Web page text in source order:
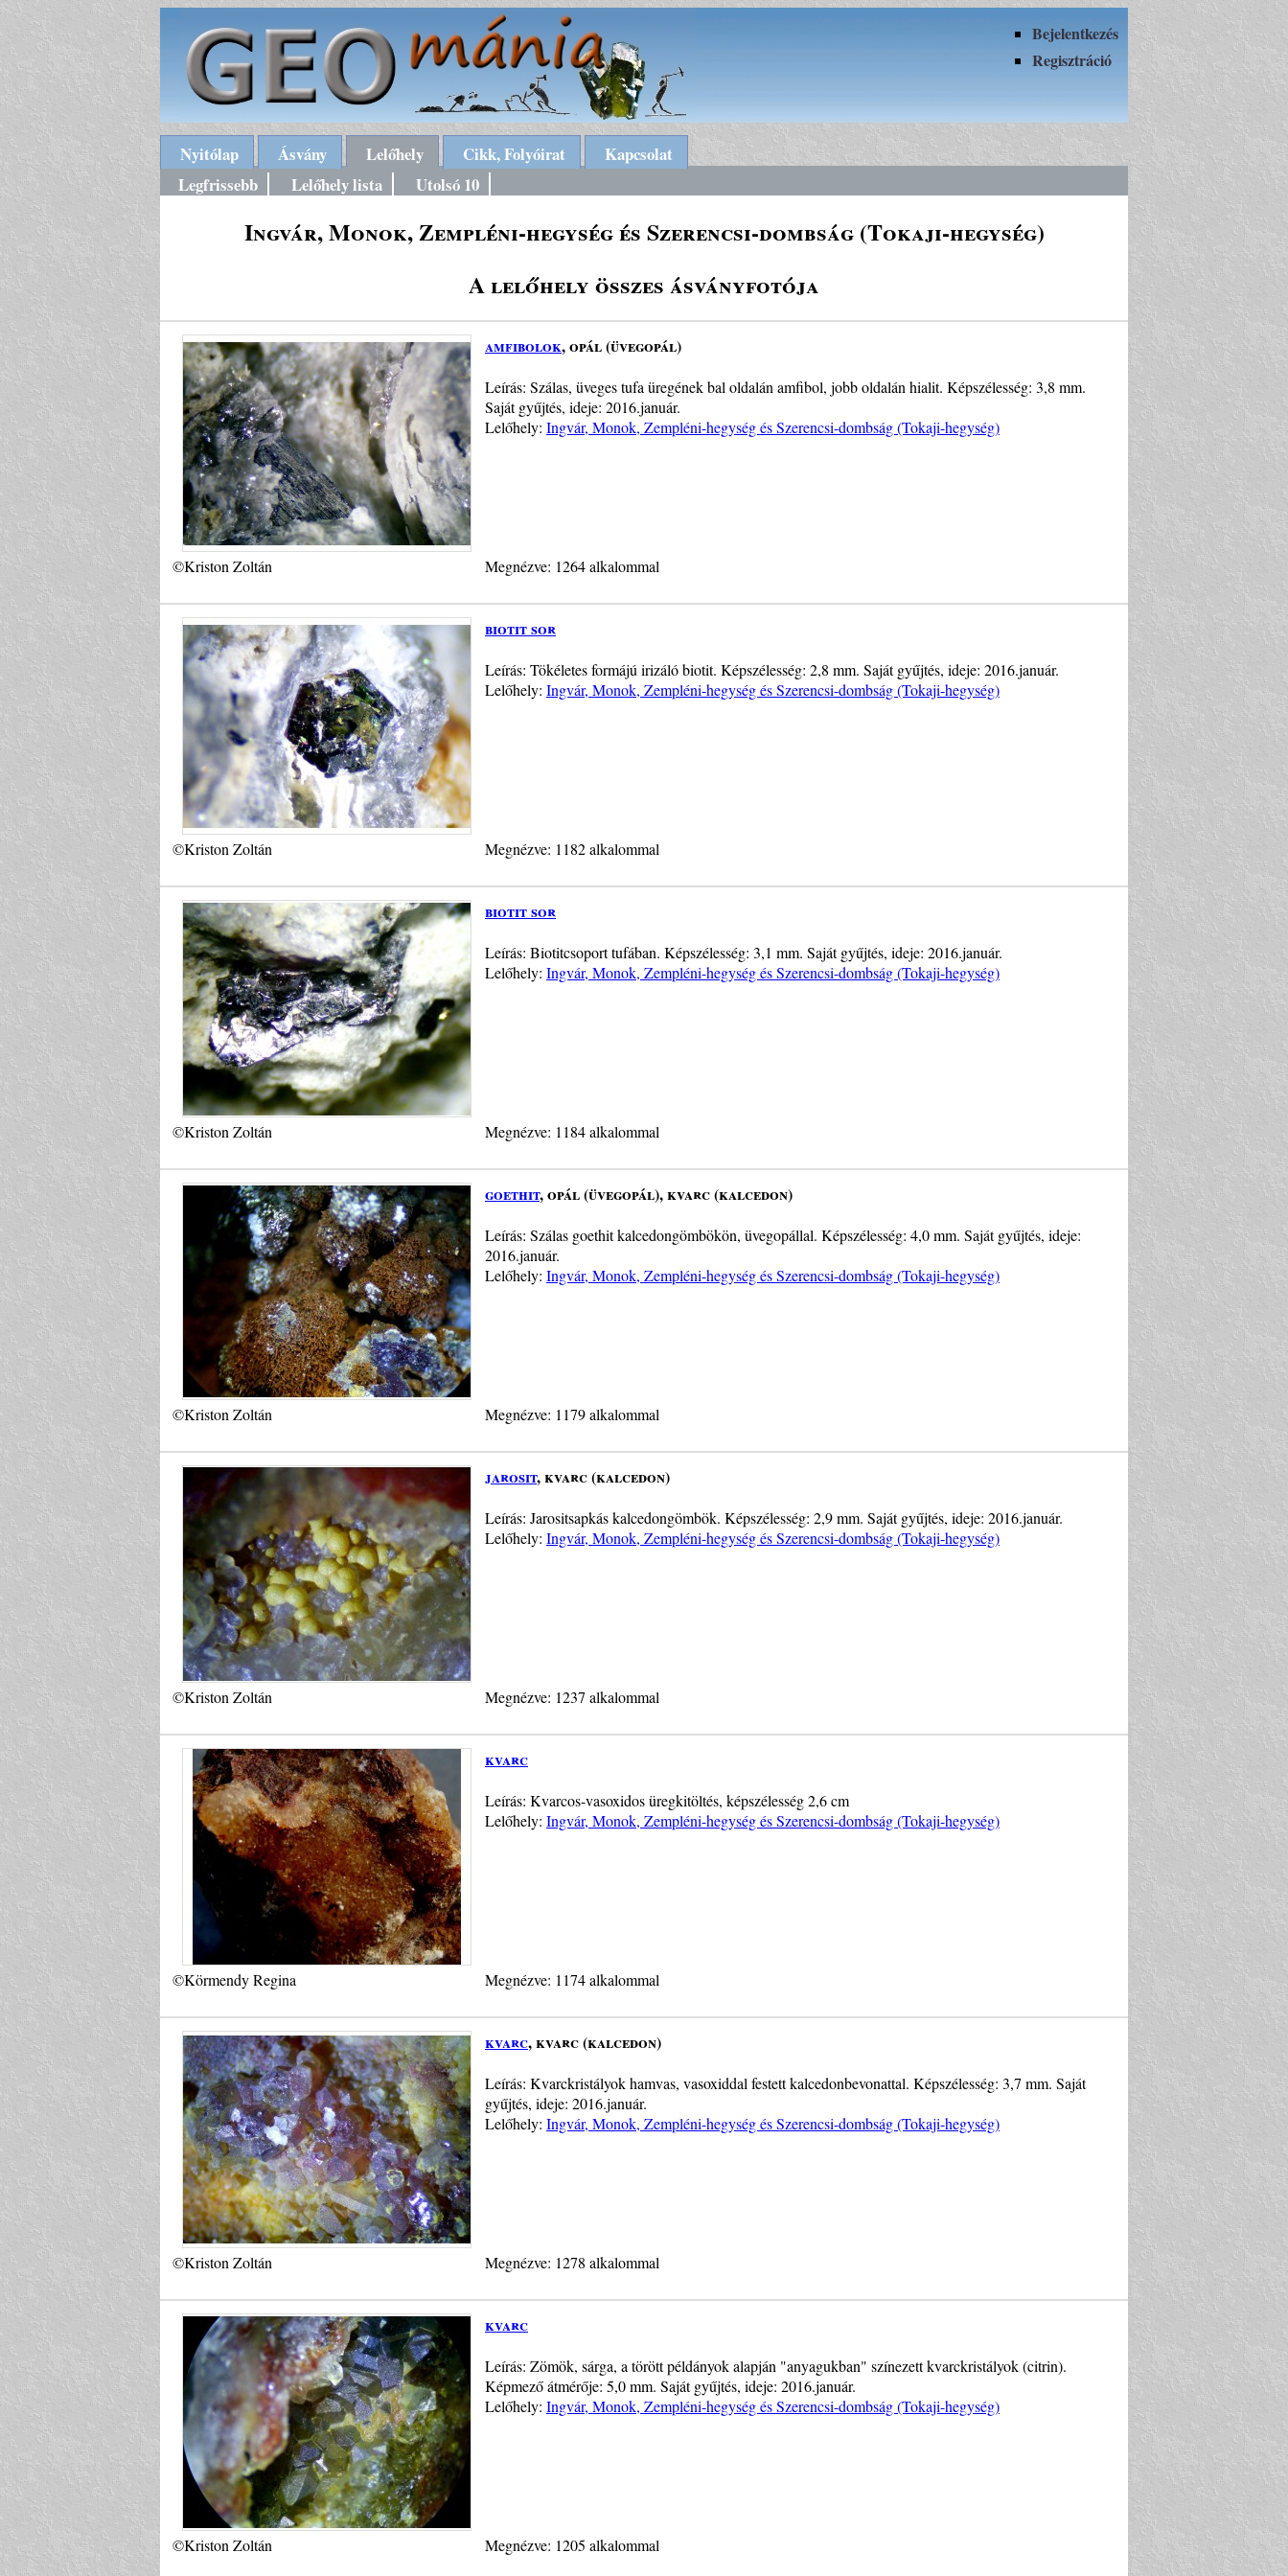
Bejelentkezés
Regisztráció
Nyitólap Ásvány Lelőhely Cikk, Folyóirat
Kapcsolat
Legfrissebb
Lelőhely lista Utolsó 10
Ingvár, Monok, Zempléni-hegység és Szerencsi-dombság (Tokaji-hegység)
A lelőhely összes ásványfotója
amfibolok, opál (üvegopál)
Leírás: Szálas, üveges tufa üregének bal oldalán amfibol, jobb oldalán hialit. Képszélesség: 3,8 mm.
Saját gyűjtés, ideje: 2016.január.
Lelőhely: Ingvár, Monok, Zempléni-hegység és Szerencsi-dombság (Tokaji-hegység)
©Kriston Zoltán Megnézve: 1264 alkalommal
biotit sor
Leírás: Tökéletes formájú irizáló biotit. Képszélesség: 2,8 mm. Saját gyűjtés, ideje: 2016.január.
Lelőhely: Ingvár, Monok, Zempléni-hegység és Szerencsi-dombság (Tokaji-hegység)
©Kriston Zoltán Megnézve: 1182 alkalommal
biotit sor
Leírás: Biotitcsoport tufában. Képszélesség: 3,1 mm. Saját gyűjtés, ideje: 2016.január.
Lelőhely: Ingvár, Monok, Zempléni-hegység és Szerencsi-dombság (Tokaji-hegység)
©Kriston Zoltán Megnézve: 1184 alkalommal
goethit, opál (üvegopál), kvarc (kalcedon)
Leírás: Szálas goethit kalcedongömbökön, üvegopállal. Képszélesség: 4,0 mm. Saját gyűjtés, ideje:
2016.január.
Lelőhely: Ingvár, Monok, Zempléni-hegység és Szerencsi-dombság (Tokaji-hegység)
©Kriston Zoltán Megnézve: 1179 alkalommal
jarosit, kvarc (kalcedon)
Leírás: Jarositsapkás kalcedongömbök. Képszélesség: 2,9 mm. Saját gyűjtés, ideje: 2016.január.
Lelőhely: Ingvár, Monok, Zempléni-hegység és Szerencsi-dombság (Tokaji-hegység)
©Kriston Zoltán Megnézve: 1237 alkalommal
kvarc
Leírás: Kvarcos-vasoxidos üregkitöltés, képszélesség 2,6 cm
Lelőhely: Ingvár, Monok, Zempléni-hegység és Szerencsi-dombság (Tokaji-hegység)
©Körmendy Regina Megnézve: 1174 alkalommal
kvarc, kvarc (kalcedon)
Leírás: Kvarckristályok hamvas, vasoxiddal festett kalcedonbevonattal. Képszélesség: 3,7 mm. Saját
gyűjtés, ideje: 2016.január.
Lelőhely: Ingvár, Monok, Zempléni-hegység és Szerencsi-dombság (Tokaji-hegység)
©Kriston Zoltán Megnézve: 1278 alkalommal
kvarc
Leírás: Zömök, sárga, a törött példányok alapján "anyagukban" színezett kvarckristályok (citrin).
Képmező átmérője: 5,0 mm. Saját gyűjtés, ideje: 2016.január.
Lelőhely: Ingvár, Monok, Zempléni-hegység és Szerencsi-dombság (Tokaji-hegység)
©Kriston Zoltán Megnézve: 1205 alkalommal